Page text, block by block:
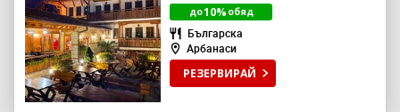
Днес Затвори
до10% обяд
Българска
Арбанаси
РЕЗЕРВИРАЙ